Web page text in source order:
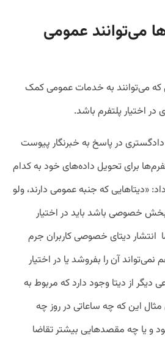
می‌توانند عمومی
که می‌توانند به خدمات عمومی کمک
اختیار پلتفرم باشد.
در پاسخ به خبرنگار پیوست
برای تحویل داده‌های خود به کدام
«دیتاهایی که جنبه عمومی دارند، ولو
بخش خصوصی باشد باید در اختیار
انتشار دیتای خصوصی کاربران جرم
آن را بفروشد یا در اختیار
دیگر از دیتا وجود دارد که مربوط به
مثال این که چه ساعاتی در روز چه
و یا چه مقصدهایی بیشتر تقاضا